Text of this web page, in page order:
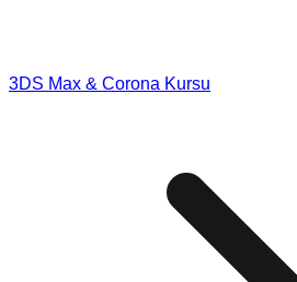
3DS Max & Corona Kursu